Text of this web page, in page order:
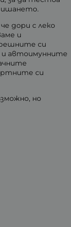
дори с леко
и
си
и автоимунните
си
но